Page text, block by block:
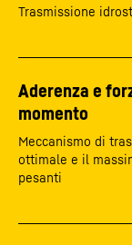
Trasmissione
Aderenza e
momento
Meccanismo di
ottimale e il
pesanti